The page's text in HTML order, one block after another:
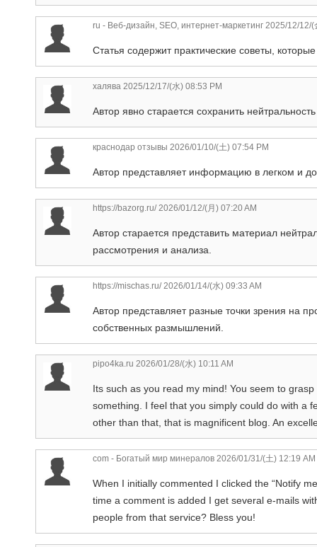
ru - Веб-дизайн, SEO, интернет-маркетинг 2025/12/12/(
Статья содержит практические советы,
халява 2025/12/17/(水) 08:53 PM
Автор явно старается сохранить
краснодар отзывы 2026/01/10/(土) 07:54 PM
Автор представляет информацию в легком и
https://bazorg.ru/2026/01/12/(月) 07:20 AM
Автор старается представить материал
рассмотрения и анализа.
https://mischas.ru/2026/01/14/(水) 09:33 AM
Автор представляет разные точки зрения на
собственных размышлений.
pipo4ka.ru 2026/01/28/(水) 10:11 AM
Its such as you read my mind! You seem to
something. I feel that you simply could do with a
other than that, that is magnificent blog. An
com - Богатый мир минералов 2026/01/31/(土) 12:19 AM
When I initially commented I clicked the “Notify
time a comment is added I get several e-mails
people from that service? Bless you!